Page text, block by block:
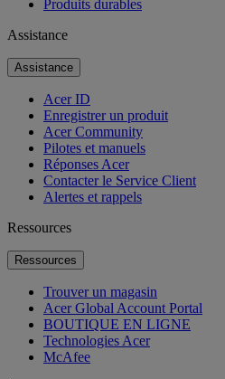
Produits durables
Assistance
Assistance
Acer ID
Enregistrer un produit
Acer Community
Pilotes et manuels
Réponses Acer
Contacter le Service Client
Alertes et rappels
Ressources
Ressources
Trouver un magasin
Acer Global Account Portal
BOUTIQUE EN LIGNE
Technologies Acer
McAfee